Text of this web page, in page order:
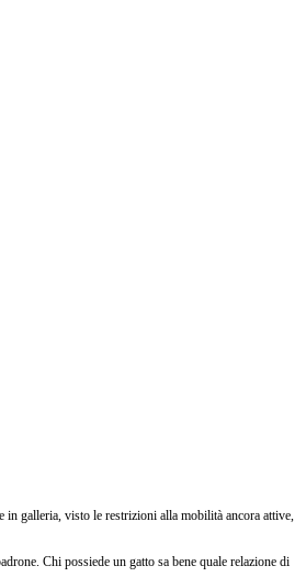
in galleria, visto le restrizioni alla mobilità ancora attive,
Chi possiede un gatto sa bene quale relazione di